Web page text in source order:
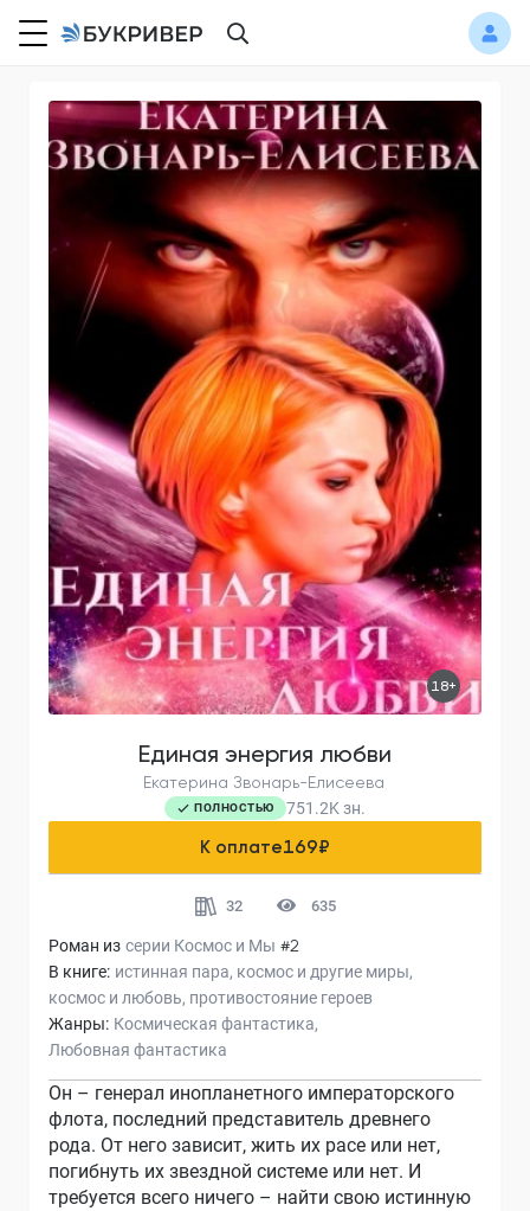
18+
Единая энергия любви
Екатерина Звонарь-Елисеева
ПОЛНОСТЬЮ 751.2K зн.
К оплате169₽
32 635
Роман из серии Космос и Мы #2
В книге: истинная пара космос и другие миры
космос и любовь противостояние героев
Жанры: Космическая фантастика
Любовная фантастика
Он – генерал инопланетного императорского
флота, последний представитель древнего
рода. От него зависит, жить их расе или нет,
погибнуть их звездной системе или нет. И
требуется всего ничего – найти свою истинную